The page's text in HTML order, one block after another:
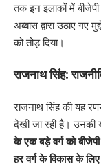
तक इन इलाकों में
अब्बास द्वारा उठाए गए
को तोड़ दिया।
राजनाथ सिंह:
राजनाथ सिंह की यह
देखी जा रही है।
के एक बड़े वर्ग को
हर वर्ग के विकास के लिए